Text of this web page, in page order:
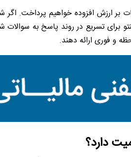
بر ارزش افزوده خواهیم پرداخت. اگر
برای تسریع در روند پاسخ به
دارد؟